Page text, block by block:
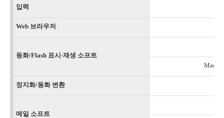
입력
Web 브라우저
동화/Flash 표시·재생 소프트
정지화/동화 변환
메일 소프트